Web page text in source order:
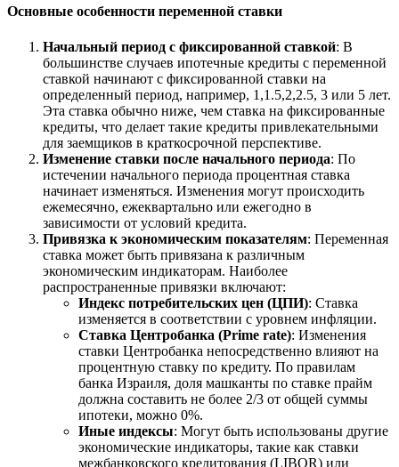
Основные особенности переменной ставки
Начальный период с фиксированной ставкой: В
большинстве случаев ипотечные кредиты с переменной
ставкой начинают с фиксированной ставки на
определенный период, например, 1,1.5,2,2.5, 3 или 5 лет.
Эта ставка обычно ниже, чем ставка на фиксированные
кредиты, что делает такие кредиты привлекательными
для заемщиков в краткосрочной перспективе.
Изменение ставки после начального периода: По
истечении начального периода процентная ставка
начинает изменяться. Изменения могут происходить
ежемесячно, ежеквартально или ежегодно в
зависимости от условий кредита.
Привязка к экономическим показателям: Переменная
ставка может быть привязана к различным
экономическим индикаторам. Наиболее
распространенные привязки включают:
Индекс потребительских цен (ЦПИ): Ставка
изменяется в соответствии с уровнем инфляции.
Ставка Центробанка (Prime rate): Изменения
ставки Центробанка непосредственно влияют на
процентную ставку по кредиту. По правилам
банка Израиля, доля машканты по ставке прайм
должна составить не более 2/3 от общей суммы
ипотеки, можно 0%.
Иные индексы: Могут быть использованы другие
экономические индикаторы, такие как ставки
межбанковского кредитования (LIBOR) или